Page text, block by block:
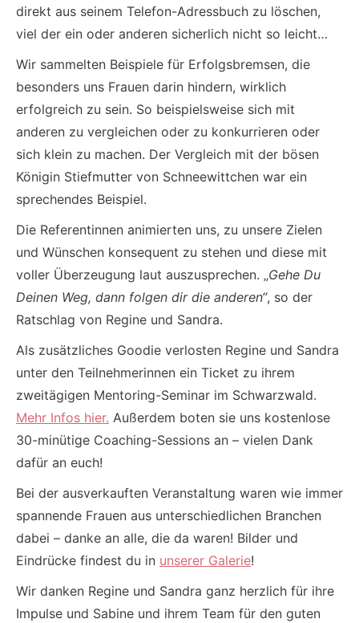
direkt aus seinem Telefon-Adressbuch zu löschen,
viel der ein oder anderen sicherlich nicht so leicht…
Wir sammelten Beispiele für Erfolgsbremsen, die
besonders uns Frauen darin hindern, wirklich
erfolgreich zu sein. So beispielsweise sich mit
anderen zu vergleichen oder zu konkurrieren oder
sich klein zu machen. Der Vergleich mit der bösen
Königin Stiefmutter von Schneewittchen war ein
sprechendes Beispiel.
Die Referentinnen animierten uns, zu unsere Zielen
und Wünschen konsequent zu stehen und diese mit
voller Überzeugung laut auszusprechen. „Gehe Du
Deinen Weg, dann folgen dir die anderen“, so der
Ratschlag von Regine und Sandra.
Als zusätzliches Goodie verlosten Regine und Sandra
unter den Teilnehmerinnen ein Ticket zu ihrem
zweitägigen Mentoring-Seminar im Schwarzwald.
Mehr Infos hier. Außerdem boten sie uns kostenlose
30-minütige Coaching-Sessions an – vielen Dank
dafür an euch!
Bei der ausverkauften Veranstaltung waren wie immer
spannende Frauen aus unterschiedlichen Branchen
dabei – danke an alle, die da waren! Bilder und
Eindrücke findest du in unserer Galerie!
Wir danken Regine und Sandra ganz herzlich für ihre
Impulse und Sabine und ihrem Team für den guten